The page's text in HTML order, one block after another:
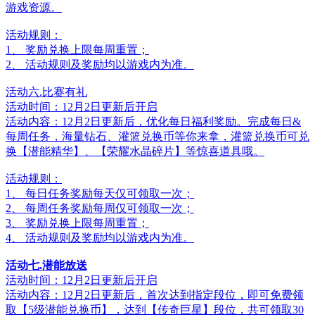
游戏资源。
活动规则：
1、 奖励兑换上限每周重置；
2、 活动规则及奖励均以游戏内为准。
活动六.比赛有礼
活动时间：12月2日更新后开启
活动内容：12月2日更新后，优化每日福利奖励。完成每日&
每周任务，海量钻石、灌篮兑换币等你来拿，灌篮兑换币可兑
换【潜能精华】、【荣耀水晶碎片】等惊喜道具哦。
活动规则：
1、 每日任务奖励每天仅可领取一次；
2、 每周任务奖励每周仅可领取一次；
3、 奖励兑换上限每周重置；
4、 活动规则及奖励均以游戏内为准。
活动七.潜能放送
活动时间：12月2日更新后开启
活动内容：12月2日更新后，首次达到指定段位，即可免费领
取【5级潜能兑换币】，达到【传奇巨星】段位，共可领取30